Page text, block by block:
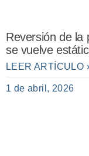
Reversión de la
se vuelve
LEER ARTÍCULO
1 de abril, 2026